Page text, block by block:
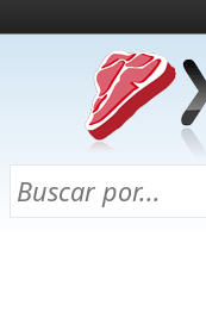
¿Qué es esto?
Directorio
Chuletas para exámenes